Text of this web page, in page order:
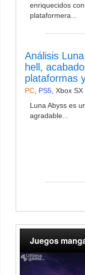
enriquecidos
plataformera...
Análisis
hell,
plataformas
PC, PS5, Xbox SX
Luna Abyss es
agradable...
Juegos